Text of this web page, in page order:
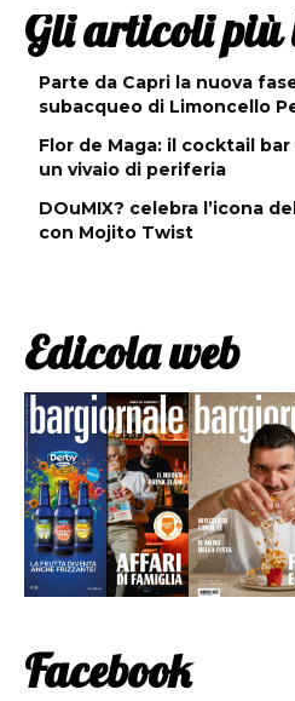
Gli articoli più
Parte da Capri la nuova
subacqueo di Limoncello
Flor de Maga: il cocktail
un vivaio di periferia
DOuMIX? celebra l’icona
con Mojito Twist
Edicola web
Facebook